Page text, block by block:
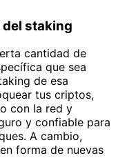
staking
cantidad de
que sea
de esa
tus criptos,
con la red y
y confiable para
A cambio,
forma de nuevas